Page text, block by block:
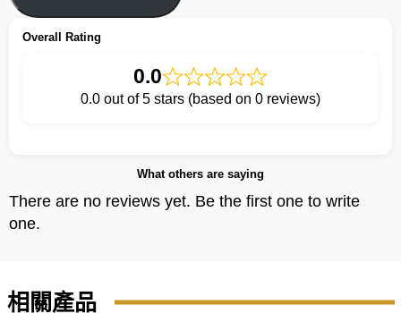
Overall Rating
0.0
0.0 out of 5 stars (based on 0 reviews)
What others are saying
There are no reviews yet. Be the first one to write
one.
相關產品